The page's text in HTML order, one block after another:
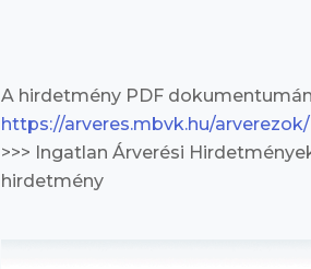
A hirdetmény PDF
https://arveres.mbvk.hu/arverezok/
>>> Ingatlan Árverési
hirdetmény